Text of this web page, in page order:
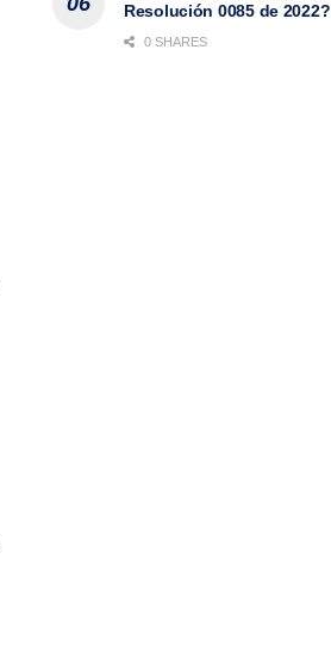
Resolución 0085 de 2022?
0 SHARES